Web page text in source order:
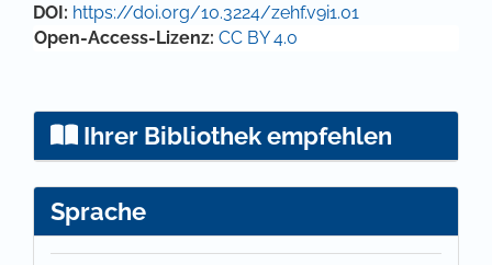
DOI: https://doi.org/10.3224/zehf.v9i1.01
Open-Access-Lizenz: CC BY 4.0
Ihrer Bibliothek empfehlen
Sprache